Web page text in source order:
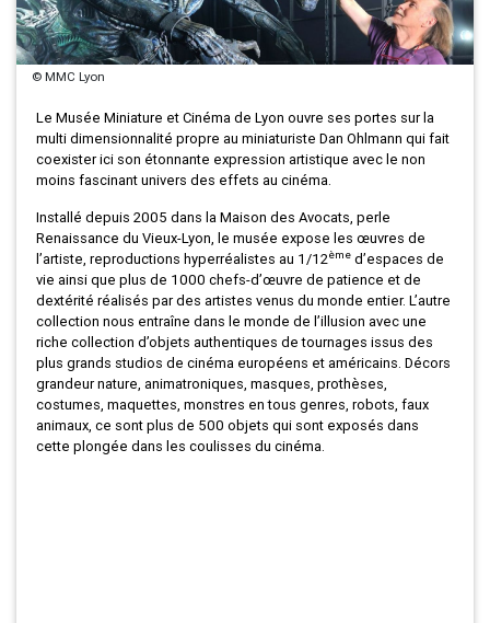
© MMC Lyon
Le Musée Miniature et Cinéma de Lyon ouvre ses portes sur la
multi dimensionnalité propre au miniaturiste Dan Ohlmann qui fait
coexister ici son étonnante expression artistique avec le non
moins fascinant univers des effets au cinéma.
Installé depuis 2005 dans la Maison des Avocats, perle
Renaissance du Vieux-Lyon, le musée expose les œuvres de
l’artiste, reproductions hyperréalistes au 1/12ème d’espaces de
vie ainsi que plus de 1000 chefs-d’œuvre de patience et de
dextérité réalisés par des artistes venus du monde entier. L’autre
collection nous entraîne dans le monde de l’illusion avec une
riche collection d’objets authentiques de tournages issus des
plus grands studios de cinéma européens et américains. Décors
grandeur nature, animatroniques, masques, prothèses,
costumes, maquettes, monstres en tous genres, robots, faux
animaux, ce sont plus de 500 objets qui sont exposés dans
cette plongée dans les coulisses du cinéma.